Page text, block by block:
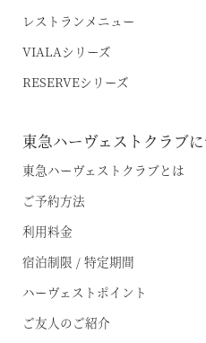
スタッフブログ｜ただいま
SAVE HARVEST PROJECT
宿泊情報
最新のお知らせ
施設情報
宿泊プラン一覧
レストランメニュー
VIALAシリーズ
浜名湖
斑尾
旧軽井沢 / 旧軽井沢アネックス
蓼科アネックス
蓼科リゾートオンライン
レストランメニュー
VIALAシリーズ
RESERVEシリーズ
東急ハーヴェストクラブ
東急ハーヴェストクラブとは
ご予約方法
利用料金
宿泊制限 / 特定期間
ハーヴェストポイント
ご友人のご紹介